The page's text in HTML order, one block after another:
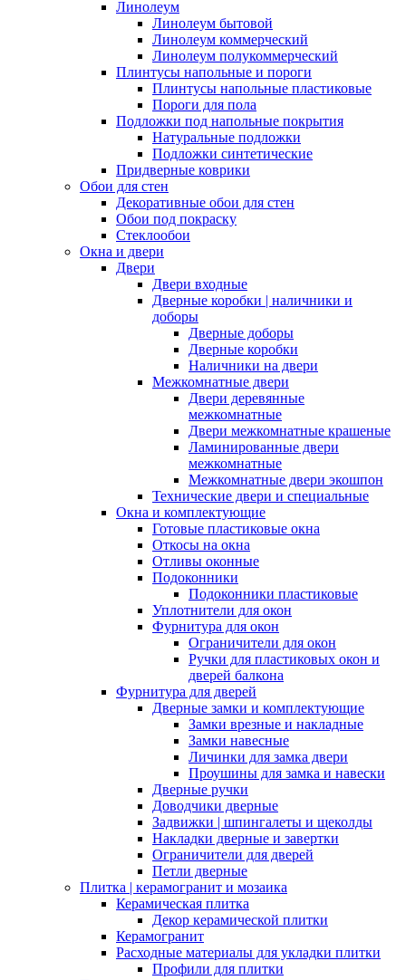
Линолеум
Линолеум бытовой
Линолеум коммерческий
Линолеум полукоммерческий
Плинтусы напольные и пороги
Плинтусы напольные пластиковые
Пороги для пола
Подложки под напольные покрытия
Натуральные подложки
Подложки синтетические
Придверные коврики
Обои для стен
Декоративные обои для стен
Обои под покраску
Стеклообои
Окна и двери
Двери
Двери входные
Дверные коробки | наличники и
доборы
Дверные доборы
Дверные коробки
Наличники на двери
Межкомнатные двери
Двери деревянные
межкомнатные
Двери межкомнатные крашеные
Ламинированные двери
межкомнатные
Межкомнатные двери экошпон
Технические двери и специальные
Окна и комплектующие
Готовые пластиковые окна
Откосы на окна
Отливы оконные
Подоконники
Подоконники пластиковые
Уплотнители для окон
Фурнитура для окон
Ограничители для окон
Ручки для пластиковых окон и
дверей балкона
Фурнитура для дверей
Дверные замки и комплектующие
Замки врезные и накладные
Замки навесные
Личинки для замка двери
Проушины для замка и навески
Дверные ручки
Доводчики дверные
Задвижки | шпингалеты и щеколды
Накладки дверные и завертки
Ограничители для дверей
Петли дверные
Плитка | керамогранит и мозаика
Керамическая плитка
Декор керамической плитки
Керамогранит
Расходные материалы для укладки плитки
Профили для плитки